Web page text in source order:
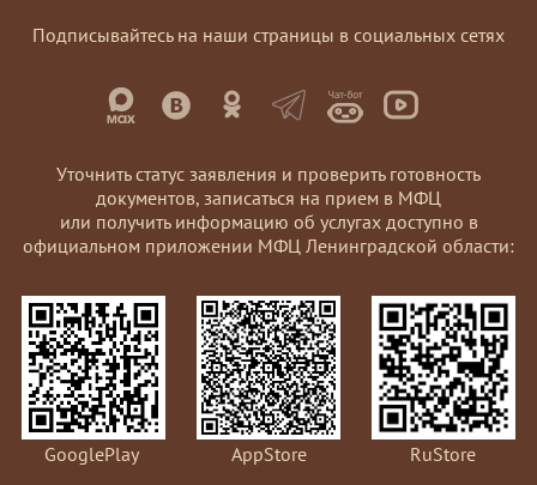
Подписывайтесь на наши страницы в социальных сетях
Уточнить статус заявления и проверить готовность
документов, записаться на прием в МФЦ
или получить информацию об услугах доступно в
официальном приложении МФЦ Ленинградской области:
GooglePlay AppStore
RuStore